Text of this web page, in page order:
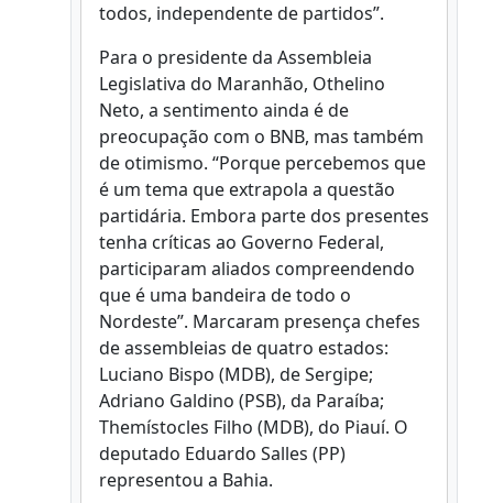
todos, independente de partidos”.
Para o presidente da Assembleia
Legislativa do Maranhão, Othelino
Neto, a sentimento ainda é de
preocupação com o BNB, mas também
de otimismo. “Porque percebemos que
é um tema que extrapola a questão
partidária. Embora parte dos presentes
tenha críticas ao Governo Federal,
participaram aliados compreendendo
que é uma bandeira de todo o
Nordeste”. Marcaram presença chefes
de assembleias de quatro estados:
Luciano Bispo (MDB), de Sergipe;
Adriano Galdino (PSB), da Paraíba;
Themístocles Filho (MDB), do Piauí. O
deputado Eduardo Salles (PP)
representou a Bahia.